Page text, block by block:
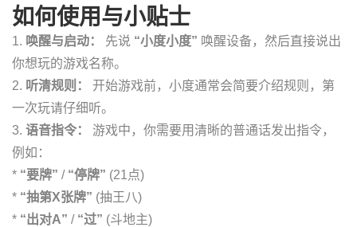
如何使用与小贴士
1. 唤醒与启动： 先说 “小度小度” 唤醒设备，然后直接说出
你想玩的游戏名称。
2. 听清规则：
开始游戏前，小度通常会简要介绍规则，第
一次玩请仔细听。
3. 语音指令：
游戏中，你需要用清晰的普通话发出指令，
例如：
* “要牌” / “停牌” (21点)
* “抽第X张牌” (抽王八)
* “出对A” / “过” (斗地主)